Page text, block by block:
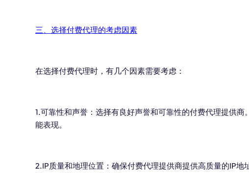
三、选择付费代理的考虑因素
在选择付费代理时，有几个因素需要考虑：
1.可靠性和声誉：选择有良好声誉和可靠性的付费代理提供
能表现。
2.IP质量和地理位置：确保付费代理提供商提供高质量的IP